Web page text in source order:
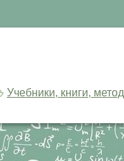
Учебники, книги,